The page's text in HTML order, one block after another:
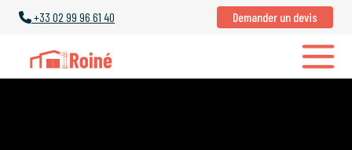
+33 02 99 96 61 40 Demander un devis